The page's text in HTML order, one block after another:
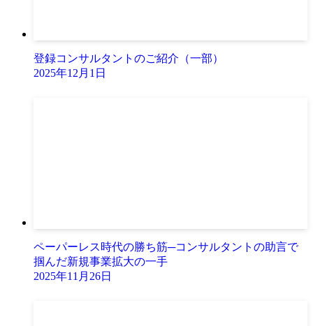
登録コンサルタントのご紹介（一部）
2025年12月1日
ペーパーレス時代の勝ち筋─コンサルタントの助言で
掴んだ新規事業拡大の一手
2025年11月26日